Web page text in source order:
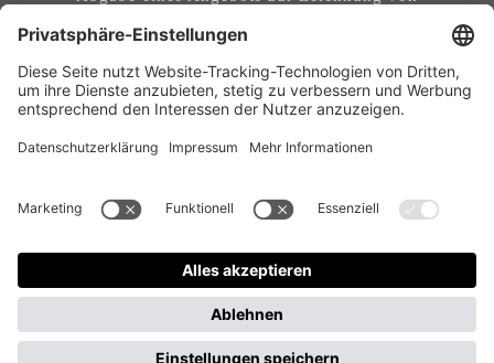
über Vermögensanlagen. Die Webseite richtet sich an ein
internationales Publikum. Sie stellt keine Beratung,
Anlageberatung, Rechtsberatung, Steuerberatung,
Kaufaufforderung oder sonstige Empfehlung dar - es
handelt sich um Werbung. Ob die in auf dieser Webseite
genannten Informationen, Anlagemöglichkeiten,
Finanzinstrumente, Tools, Methoden, Anbieter und
Instrumente in Ihrem Land rechtskonform (nutzbar) sind
eigenständigen Prüfung. Geldanlagen und Investitionen
können mit Risiken bis hin zum Totalausfall verbunden
der bereitgestellten Informationen entstehen, und für die
Qualität und Aktualität der Angaben, übernimmt der
Betreiber dieser Webseite keine Verantwortung, Garantien
und Haftung.
Gastbeitrag veröffentlichen